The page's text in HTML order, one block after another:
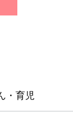
・育児